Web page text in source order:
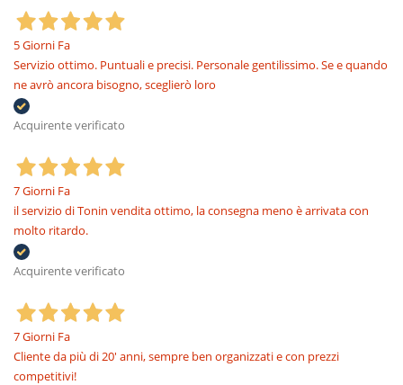
5 Giorni Fa
Servizio ottimo. Puntuali e precisi. Personale gentilissimo. Se e quando
ne avrò ancora bisogno, sceglierò loro
Acquirente verificato
7 Giorni Fa
il servizio di Tonin vendita ottimo, la consegna meno è arrivata con
molto ritardo.
Acquirente verificato
7 Giorni Fa
Cliente da più di 20' anni, sempre ben organizzati e con prezzi
competitivi!